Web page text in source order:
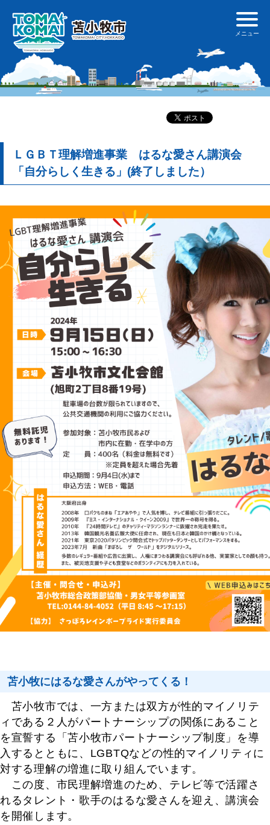
ＬＧＢＴ理解増進事業 はるな愛さん講演会
「自分らしく生きる」(終了しました）
苫小牧にはるな愛さんがやってくる！
苫小牧市では、一方または双方が性的マイノリテ
ィである２人がパートナーシップの関係にあること
を宣誓する「苫小牧市パートナーシップ制度」を導
入するとともに、LGBTQなどの性的マイノリティに
対する理解の増進に取り組んでいます。
この度、市民理解増進のため、テレビ等で活躍さ
れるタレント・歌手のはるな愛さんを迎え、講演会
を開催します。